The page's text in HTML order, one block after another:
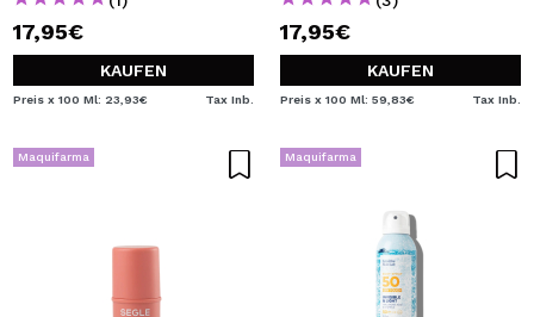
17,95€
KAUFEN
Preis x 100 Ml: 23,93€ Tax Inb.
17,95€
KAUFEN
Preis x 100 Ml: 59,83€ Tax Inb.
Maquifarma Maquifarma